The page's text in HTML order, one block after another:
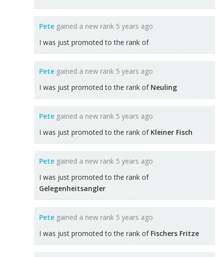
Petegained a new rank 5 years ago
I was just promoted to the rank of
Petegained a new rank 5 years ago
I was just promoted to the rank of Neuling
Petegained a new rank 5 years ago
I was just promoted to the rank of Kleiner Fisch
Petegained a new rank 5 years ago
I was just promoted to the rank of
Gelegenheitsangler
Petegained a new rank 5 years ago
I was just promoted to the rank of Fischers Fritze